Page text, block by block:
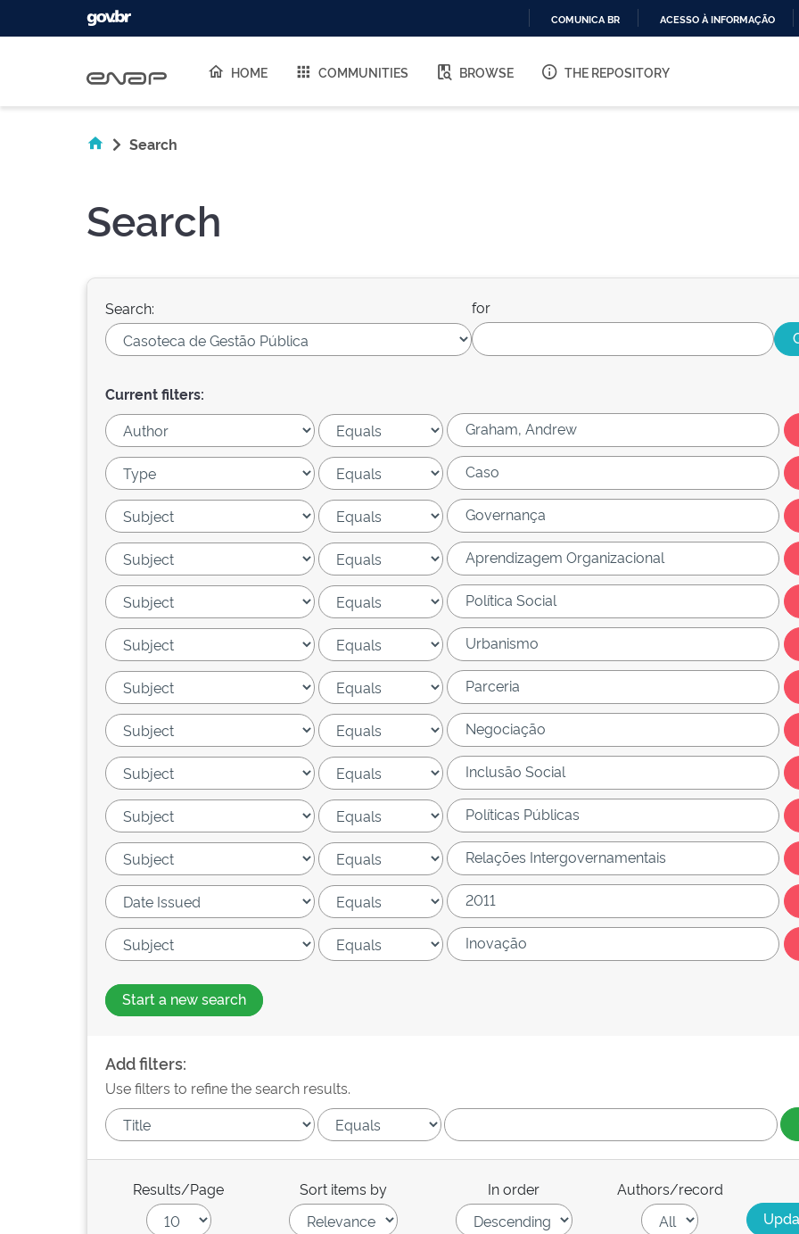
O
COMUNICA BR ACESSO À INFORMAÇÃO
HOME COMMUNITIES BROWSE THE REPOSITORY
Search
Search
Search: for
Current filters:
Start a new search
Add filters:
Use filters to refine the search results.
Results/Page Sort items by In order Authors/record